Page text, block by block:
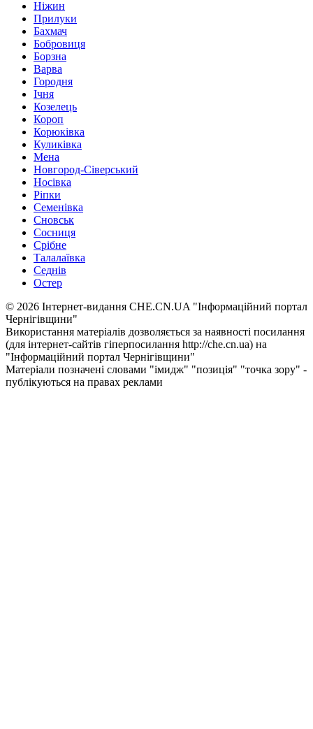
Ніжин
Прилуки
Бахмач
Бобровиця
Борзна
Варва
Городня
Ічня
Козелець
Короп
Корюківка
Куликівка
Мена
Новгород-Сіверський
Носівка
Ріпки
Семенівка
Сновськ
Сосниця
Срібне
Талалаївка
Седнів
Остер
© 2026 Інтернет-видання CHE.CN.UA "Інформаційний портал
Чернiгiвщини"
Використання матеріалів дозволяється за наявності посилання
(для інтернет-сайтів гіперпосилання http://che.cn.ua) на
"Інформаційний портал Чернiгiвщини"
Матеріали позначені словами "імидж" "позиція" "точка зору" -
публікуються на правах реклами